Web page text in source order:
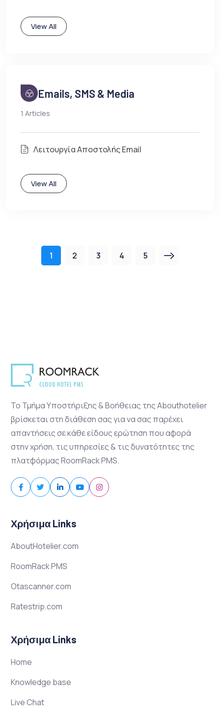
View All
Emails, SMS & Media
1 Articles
Λειτουργία Αποστολής Email
View All
1 2 3 4 5
Το Τμήμα Υποστήριξης & Βοήθειας της Abouthotelier
βρίσκεται στη διάθεση σας για να σας παρέχει
απαντήσεις σε κάθε είδους ερώτηση που αφορά
στην χρήση, τις υπηρεσίες & τις δυνατότητες της
πλατφόρμας RoomRack PMS.
Χρήσιμα Links
AboutHotelier.com
RoomRack PMS
Otascanner.com
Ratestrip.com
Χρήσιμα Links
Home
Knowledge base
Live Chat